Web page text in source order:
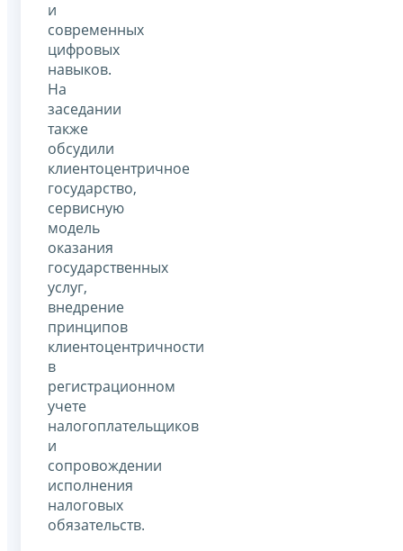
и
современных
цифровых
навыков.
На
заседании
также
обсудили
клиентоцентричное
государство,
сервисную
модель
оказания
государственных
услуг,
внедрение
принципов
клиентоцентричности
в
регистрационном
учете
налогоплательщиков
и
сопровождении
исполнения
налоговых
обязательств.